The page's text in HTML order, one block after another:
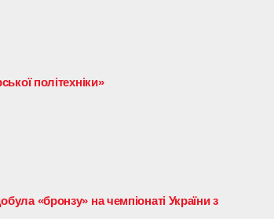
політехніки»
«бронзу» на чемпіонаті України з